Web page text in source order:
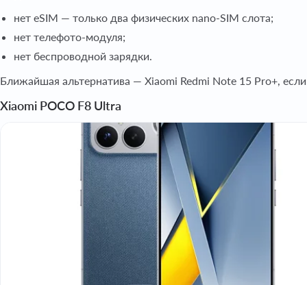
нет eSIM — только два физических nano-SIM слота;
нет телефото-модуля;
нет беспроводной зарядки.
Ближайшая альтернатива — Xiaomi Redmi Note 15 Pro+,
Xiaomi POCO F8 Ultra